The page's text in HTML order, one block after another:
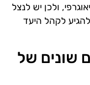
ולכן יש לנצל
לקהל היעד
שונים של